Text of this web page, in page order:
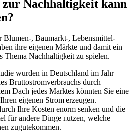
Nachhaltigkeit kann
Blumen-, Baumarkt-, Lebensmittel-
ihre eigenen Märkte und damit ein
Thema Nachhaltigkeit zu spielen.
wurden in Deutschland im Jahr
Bruttostromverbrauchs durch
Dach jedes Marktes könnten Sie eine
eigenen Strom erzeugen.
Ihre Kosten enorm senken und die
für andere Dinge nutzen, welche
zugutekommen.